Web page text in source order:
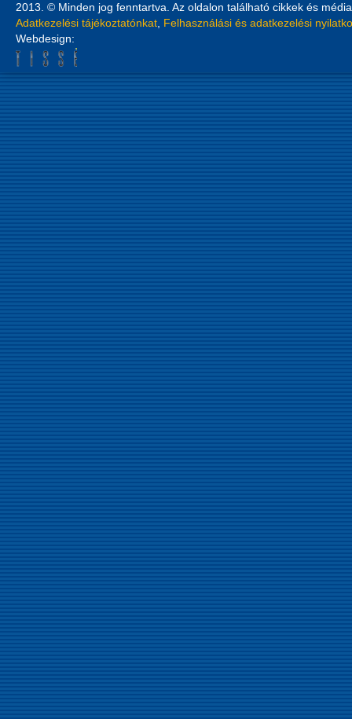
2013. © Minden jog fenntartva. Az oldalon található cikkek és
Adatkezelési tájékoztatónkat Felhasználási és adatkezelési
Webdesign: